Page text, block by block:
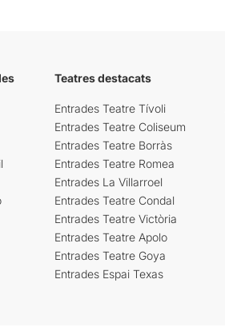
Teatres destacats
Entrades Teatre Tívoli
Entrades Teatre Coliseum
Entrades Teatre Borràs
Entrades Teatre Romea
Entrades La Villarroel
Entrades Teatre Condal
Entrades Teatre Victòria
Entrades Teatre Apolo
Entrades Teatre Goya
Entrades Espai Texas